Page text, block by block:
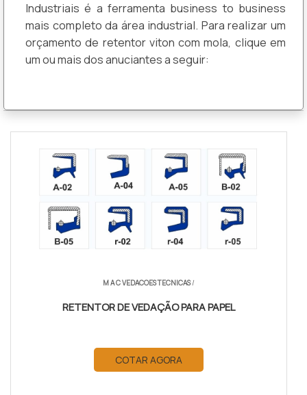
Industriais é a ferramenta business to business
mais completo da área industrial. Para realizar um
orçamento de retentor viton com mola, clique em
um ou mais dos anuciantes a seguir:
M A C VEDACOES TECNICAS/
RETENTOR DE VEDAÇÃO PARA PAPEL
COTAR AGORA